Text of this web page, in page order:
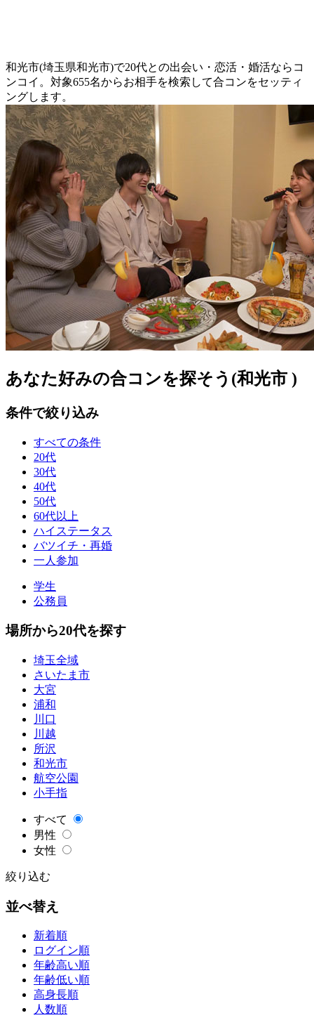
和光市(埼玉県和光市)で20代との出会い・恋活・婚活ならコ
ンコイ。対象655名からお相手を検索して合コンをセッティ
ングします。
あなた好みの合コンを探そう(和光市 )
条件で絞り込み
すべての条件
20代
30代
40代
50代
60代以上
ハイステータス
バツイチ・再婚
一人参加
学生
公務員
場所から20代を探す
埼玉全域
さいたま市
大宮
浦和
川口
川越
所沢
和光市
航空公園
小手指
すべて
男性
女性
絞り込む
並べ替え
新着順
ログイン順
年齢高い順
年齢低い順
高身長順
人数順